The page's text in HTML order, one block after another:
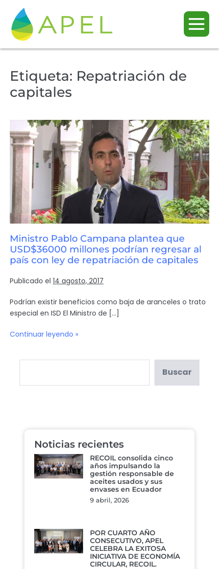
Etiqueta: Repatriación de
capitales
Ministro Pablo Campana plantea que
USD$36000 millones podrían regresar al
país con ley de repatriación de capitales
Publicado el 14 agosto, 2017
Podrían existir beneficios como baja de aranceles o trato
especial en ISD El Ministro de […]
Continuar leyendo »
Buscar
Noticias recientes
RECOIL consolida cinco
años impulsando la
gestión responsable de
aceites usados y sus
envases en Ecuador
9 abril, 2026
POR CUARTO AÑO
CONSECUTIVO, APEL
CELEBRA LA EXITOSA
INICIATIVA DE ECONOMÍA
CIRCULAR, RECOIL.